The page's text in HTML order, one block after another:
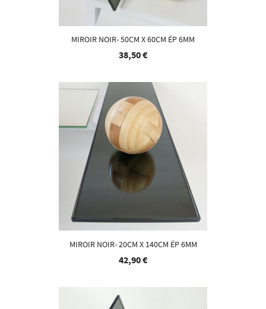
MIROIR NOIR- 50CM X 60CM ÉP 6MM
38,50 €
MIROIR NOIR- 20CM X 140CM ÉP 6MM
42,90 €